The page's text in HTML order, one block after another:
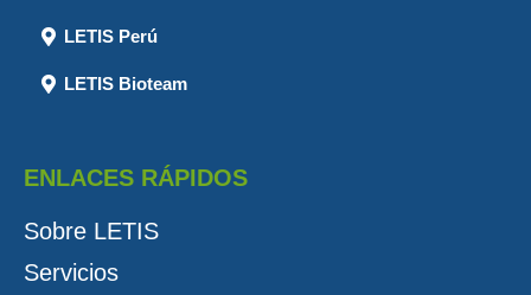
LETIS Perú
LETIS Bioteam
ENLACES RÁPIDOS
Sobre LETIS
Servicios